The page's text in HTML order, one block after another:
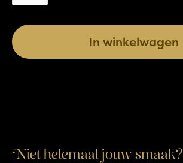
In winkelwagen
Niet helemaal jouw smaak?